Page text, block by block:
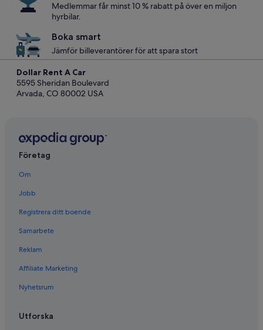
Medlemmar får minst 10 % rabatt på över en miljon
hyrbilar.
Boka smart
Jämför billeverantörer för att spara stort
Dollar Rent A Car
5595 Sheridan Boulevard
Arvada, CO 80002 USA
Företag
Om
Jobb
Registrera ditt boende
Samarbete
Reklam
Affiliate Marketing
Nyhetsrum
Utforska